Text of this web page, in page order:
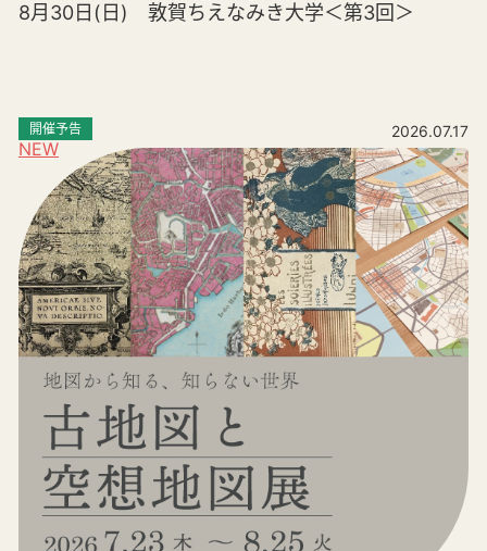
8月30日(日) 敦賀ちえなみき大学＜第3回＞
NEW
開催予告 2026.07.17